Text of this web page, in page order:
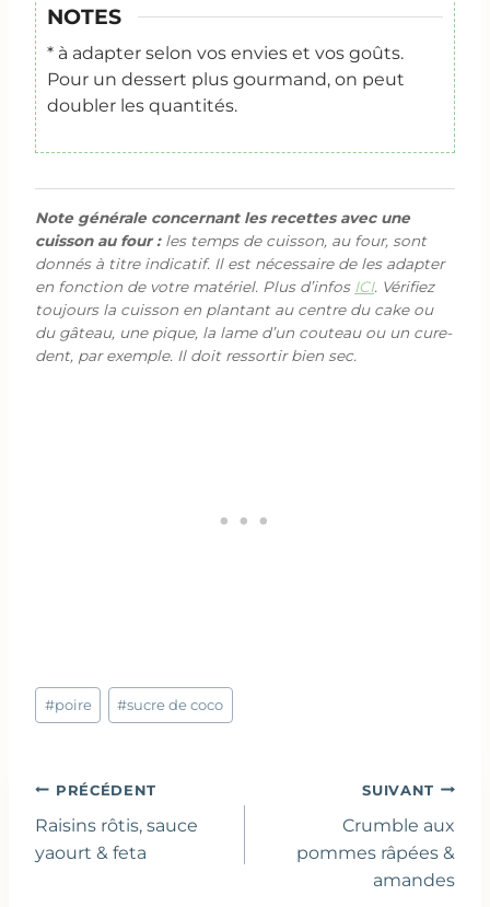
NOTES
* à adapter selon vos envies et vos goûts.
Pour un dessert plus gourmand, on peut
doubler les quantités.
Note générale concernant les recettes avec une
cuisson au four :les temps de cuisson, au four, sont
donnés à titre indicatif. Il est nécessaire de les adapter
en fonction de votre matériel. Plus d’infos ICI. Vérifiez
toujours la cuisson en plantant au centre du cake ou
du gâteau, une pique, la lame d’un couteau ou un cure-
dent, par exemple. Il doit ressortir bien sec.
Étiquettes
de
#poire #sucre de coco
Navigation
de
l’article
PRÉCÉDENT
Raisins rôtis, sauce
yaourt & feta
SUIVANT
Crumble aux
pommes râpées &
amandes